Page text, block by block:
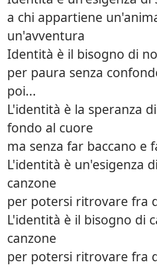
a chi appartiene
un'avventura
Identità è il bisogno di
per paura senza
poi...
L'identità è la speranza
fondo al cuore
ma senza far baccano e
L'identità è un'esigenza
canzone
per potersi ritrovare fra
L'identità è il bisogno di
canzone
per potersi ritrovare fra